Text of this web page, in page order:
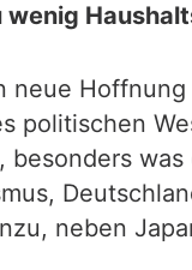
wenig
neue
politischen
neben